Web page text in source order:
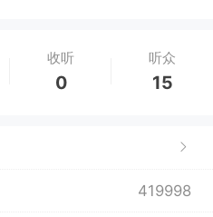
收听
0
听众
15
419998